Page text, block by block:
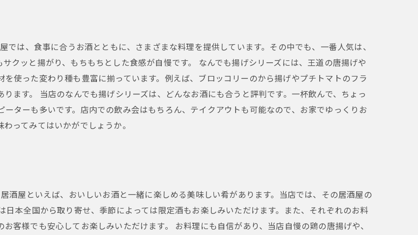
では、食事に合うお酒とともに、さまざまな料理を提供しています。その中でも、一番人気は、
クッと揚がり、もちもちとした食感が自慢です。 なんでも揚げシリーズには、王道の唐揚げや
使った変わり種も豊富に揃っています。例えば、ブロッコリーのから揚げやプチトマトのフラ
ます。 当店のなんでも揚げシリーズは、どんなお酒にも合うと評判です。一杯飲んで、ちょっ
ターも多いです。店内での飲み会はもちろん、テイクアウトも可能なので、お家でゆっくりお
ってみてはいかがでしょうか。
酒屋といえば、おいしいお酒と一緒に楽しめる美味しい肴があります。当店では、その居酒屋の
本全国から取り寄せ、季節によっては限定酒もお楽しみいただけます。また、それぞれのお料
客様でも安心してお楽しみいただけます。 お料理にも自信があり、当店自慢の鶏の唐揚げや、